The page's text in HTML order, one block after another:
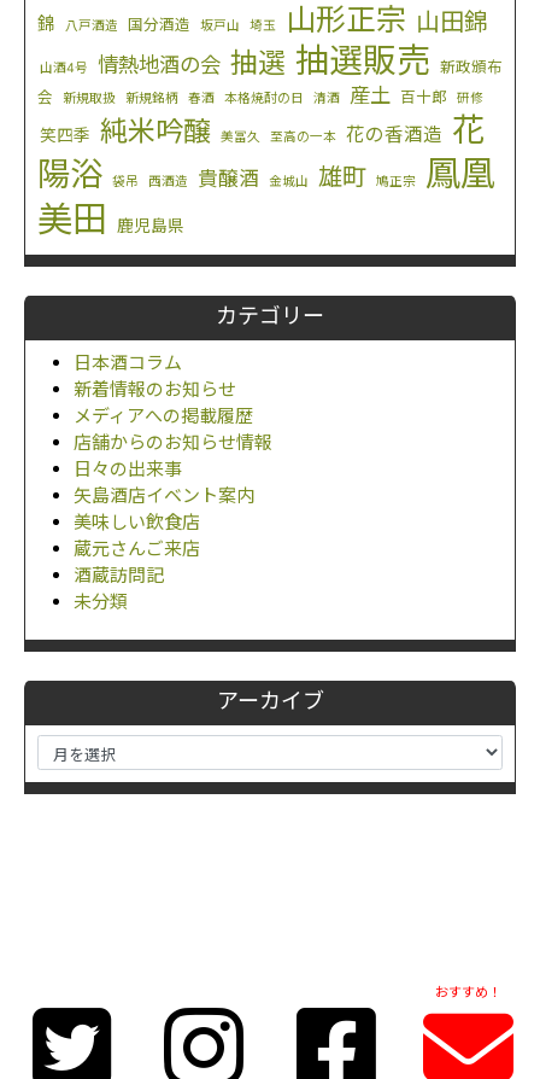
錦
八戸酒造 国分酒造 坂戸山 埼玉 山形正宗 山田錦
山酒4号 情熱地酒の会 抽選 抽選販売 新政頒布
会
新規取扱 新規銘柄 春酒 本格焼酎の日 清酒 産土 百十郎 研修
笑四季 純米吟醸 美冨久 至高の一本 花の香酒造 花
陽浴
袋吊 西酒造 貴醸酒 金城山 雄町 鳩正宗
鳳凰
美田
鹿児島県
カテゴリー
日本酒コラム
新着情報のお知らせ
メディアへの掲載履歴
店舗からのお知らせ情報
日々の出来事
矢島酒店イベント案内
美味しい飲食店
蔵元さんご来店
酒蔵訪問記
未分類
アーカイブ
おすすめ！